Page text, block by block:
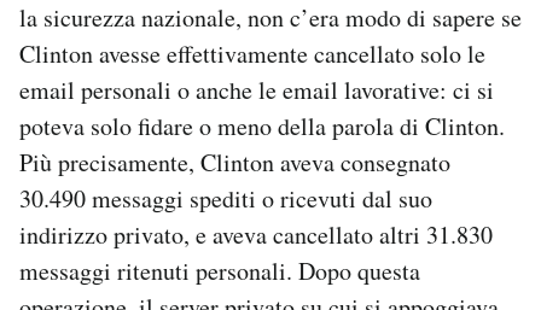
la sicurezza nazionale, non c’era modo di sapere se
Clinton avesse effettivamente cancellato solo le
email personali o anche le email lavorative: ci si
poteva solo fidare o meno della parola di Clinton.
Più precisamente, Clinton aveva consegnato
30.490 messaggi spediti o ricevuti dal suo
indirizzo privato, e aveva cancellato altri 31.830
messaggi ritenuti personali. Dopo questa